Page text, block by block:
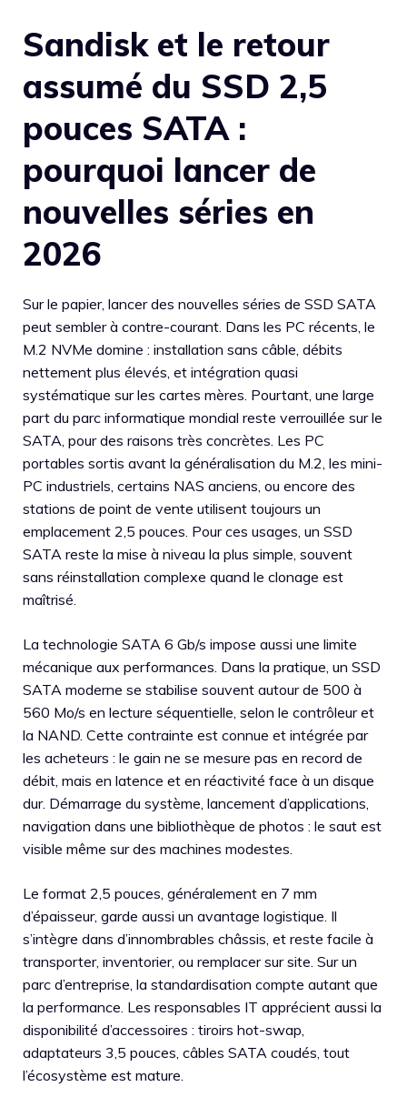
Sandisk et le retour
assumé du SSD 2,5
pouces SATA :
pourquoi lancer de
nouvelles séries en
2026
Sur le papier, lancer des nouvelles séries de SSD SATA
peut sembler à contre-courant. Dans les PC récents, le
M.2 NVMe domine : installation sans câble, débits
nettement plus élevés, et intégration quasi
systématique sur les cartes mères. Pourtant, une large
part du parc informatique mondial reste verrouillée sur le
SATA, pour des raisons très concrètes. Les PC
portables sortis avant la généralisation du M.2, les mini-
PC industriels, certains NAS anciens, ou encore des
stations de point de vente utilisent toujours un
emplacement 2,5 pouces. Pour ces usages, un SSD
SATA reste la mise à niveau la plus simple, souvent
sans réinstallation complexe quand le clonage est
maîtrisé.
La technologie SATA 6 Gb/s impose aussi une limite
mécanique aux performances. Dans la pratique, un SSD
SATA moderne se stabilise souvent autour de 500 à
560 Mo/s en lecture séquentielle, selon le contrôleur et
la NAND. Cette contrainte est connue et intégrée par
les acheteurs : le gain ne se mesure pas en record de
débit, mais en latence et en réactivité face à un disque
dur. Démarrage du système, lancement d’applications,
navigation dans une bibliothèque de photos : le saut est
visible même sur des machines modestes.
Le format 2,5 pouces, généralement en 7 mm
d’épaisseur, garde aussi un avantage logistique. Il
s’intègre dans d’innombrables châssis, et reste facile à
transporter, inventorier, ou remplacer sur site. Sur un
parc d’entreprise, la standardisation compte autant que
la performance. Les responsables IT apprécient aussi la
disponibilité d’accessoires : tiroirs hot-swap,
adaptateurs 3,5 pouces, câbles SATA coudés, tout
l’écosystème est mature.